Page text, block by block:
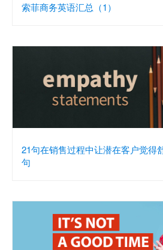
索菲商务英语汇总（1）
21句在销售过程中让潜在客户觉得
句